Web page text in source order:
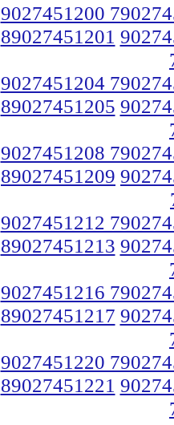
9027451200
89027451201
9027451204
89027451205
9027451208
89027451209
9027451212
89027451213
9027451216
89027451217
9027451220
89027451221